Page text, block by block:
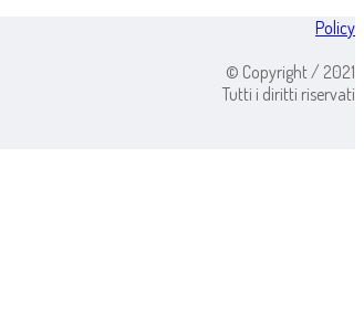
Policy
© Copyright / 2021
Tutti i diritti riservati